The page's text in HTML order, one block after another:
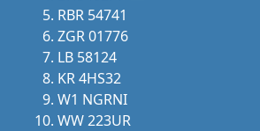
RBR 54741
ZGR 01776
LB 58124
KR 4HS32
W1 NGRNI
WW 223UR